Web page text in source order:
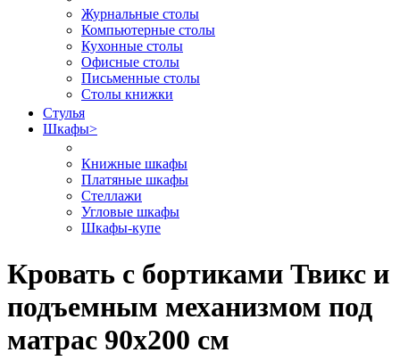
Журнальные столы
Компьютерные столы
Кухонные столы
Офисные столы
Письменные столы
Столы книжки
Стулья
Шкафы>
Книжные шкафы
Платяные шкафы
Стеллажи
Угловые шкафы
Шкафы-купе
Кровать с бортиками Твикс и
подъемным механизмом под
матрас 90х200 см